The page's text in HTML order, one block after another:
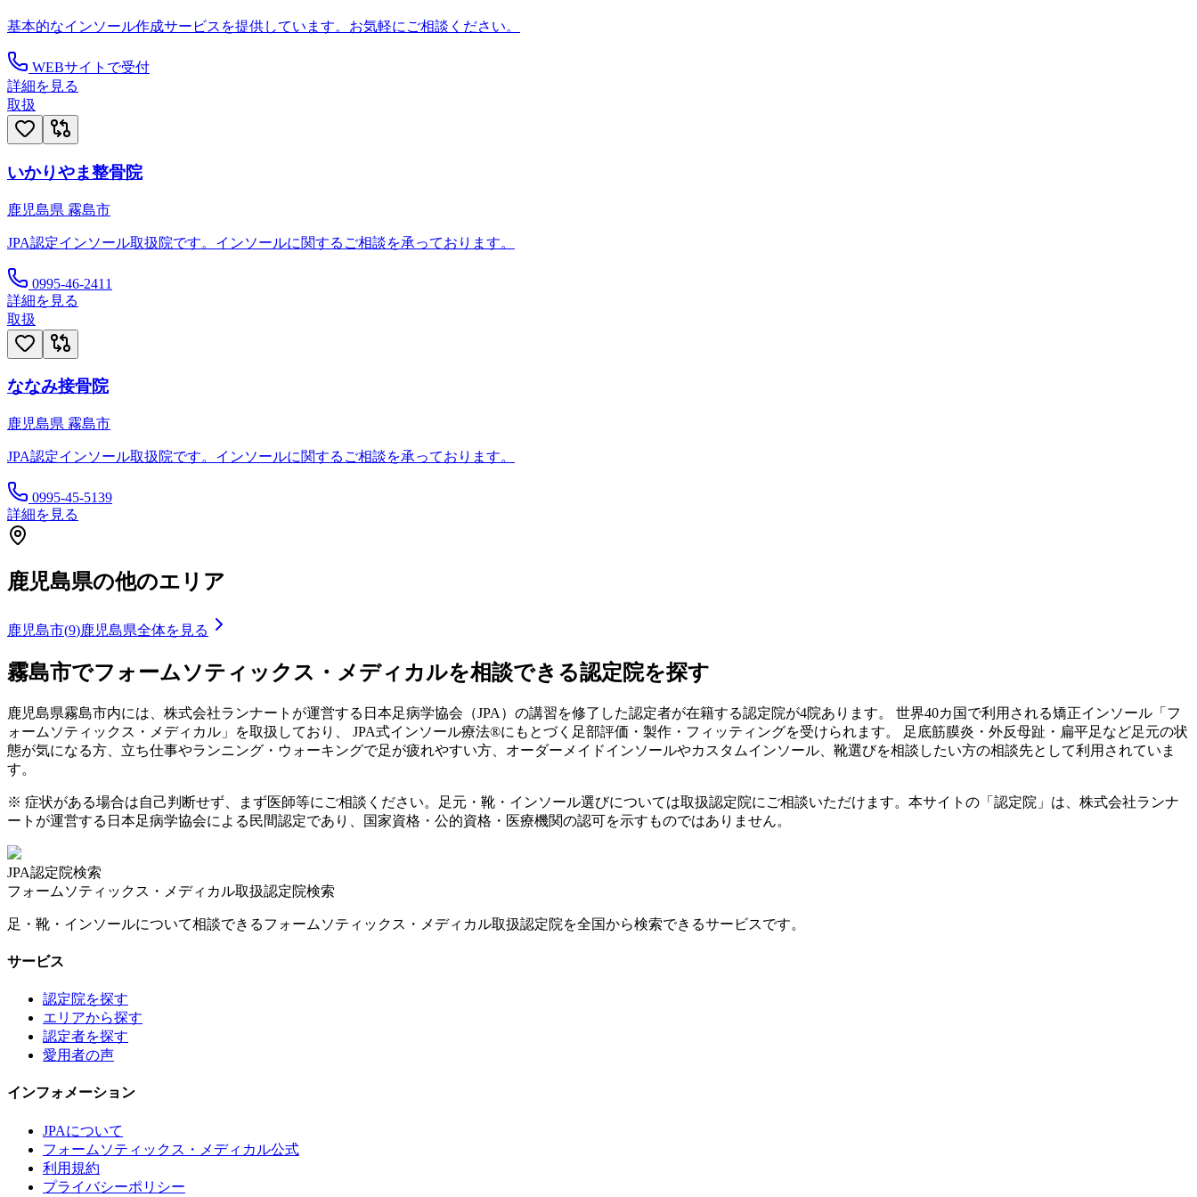
基本的なインソール作成サービスを提供しています。お気軽にご相談ください。
WEBサイトで受付
詳細を見る
取扱
いかりやま整骨院
鹿児島県 霧島市
JPA認定インソール取扱院です。インソールに関するご相談を承っております。
0995-46-2411
詳細を見る
取扱
ななみ接骨院
鹿児島県 霧島市
JPA認定インソール取扱院です。インソールに関するご相談を承っております。
0995-45-5139
詳細を見る
鹿児島県の他のエリア
鹿児島市(9)鹿児島県全体を見る
霧島市でフォームソティックス・メディカルを相談できる認定院を探す
鹿児島県霧島市内には、株式会社ランナートが運営する日本足病学協会（JPA）の講習を修了した認定者が在籍する認定院が4院あります。 世界40カ国で利用される矯正インソール「フ
ォームソティックス・メディカル」を取扱しており、 JPA式インソール療法®にもとづく足部評価・製作・フィッティングを受けられます。 足底筋膜炎・外反母趾・扁平足など足元の状
態が気になる方、立ち仕事やランニング・ウォーキングで足が疲れやすい方、オーダーメイドインソールやカスタムインソール、靴選びを相談したい方の相談先として利用されていま
す。
※ 症状がある場合は自己判断せず、まず医師等にご相談ください。足元・靴・インソール選びについては取扱認定院にご相談いただけます。本サイトの「認定院」は、株式会社ランナ
ートが運営する日本足病学協会による民間認定であり、国家資格・公的資格・医療機関の認可を示すものではありません。
JPA認定院検索
フォームソティックス・メディカル取扱認定院検索
足・靴・インソールについて相談できるフォームソティックス・メディカル取扱認定院を全国から検索できるサービスです。
サービス
認定院を探す
エリアから探す
認定者を探す
愛用者の声
インフォメーション
JPAについて
フォームソティックス・メディカル公式
利用規約
プライバシーポリシー